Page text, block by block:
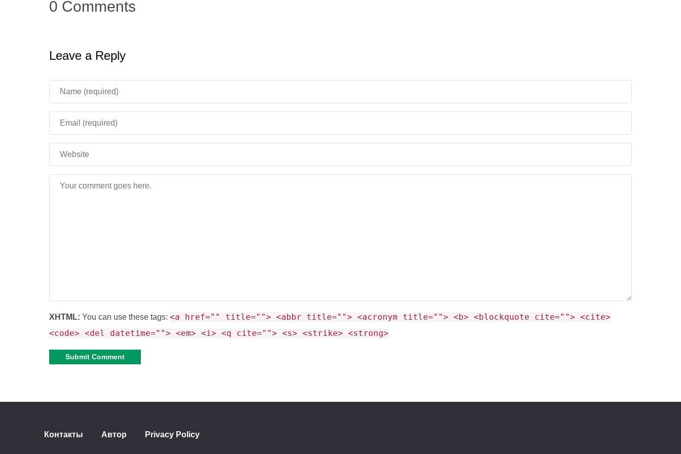
Теперь Стив умеет управлять землей в моде на стихии аватара. Также имеет несколько
Воздух
Стихия, которая позволит создавать вихри, осуществлять атаку, и защищать своего аватара.
Может стрелять ветряными шарами или создавать воздушный щит.
0 Comments
Leave a Reply
XHTML: You can use these tags: <a href="" title=""> <abbr title=""> <acronym title=""> <b> <blockquote cite=""> <cite>
<code> <del datetime=""> <em> <i> <q cite=""> <s> <strike> <strong>
Контакты Автор Privacy Policy